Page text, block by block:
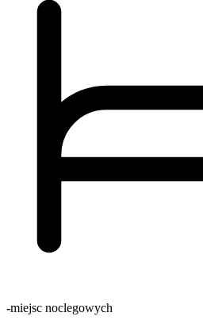
-miejsc noclegowych